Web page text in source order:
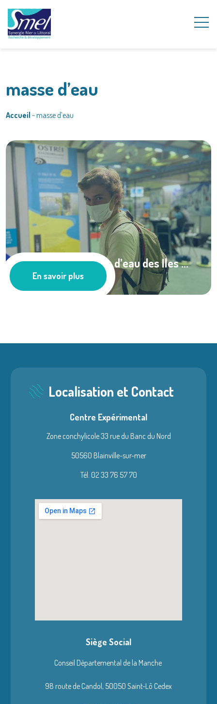
masse d’eau
Accueil ~masse d’eau
Qualité des masses d’eau des Iles ...
Les actus
En savoir plus
Localisation et Contact
Centre Expérimental
Zone conchylicole 33 rue du Banc du Nord
50560 Blainville-sur-mer
Tél. 02 33 76 57 70
Siège Social
Conseil Départemental de la Manche
98 route de Candol, 50050 Saint-Lô Cedex